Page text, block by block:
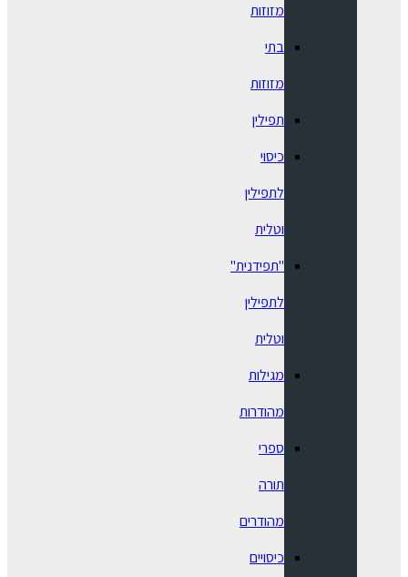
מזוזות
בתי
מזוזות
תפילין
כיסוי
לתפילין
וטלית
"תפידנית"
לתפילין
וטלית
מגילות
מהודרות
ספרי
תורה
מהודרים
כיסויים